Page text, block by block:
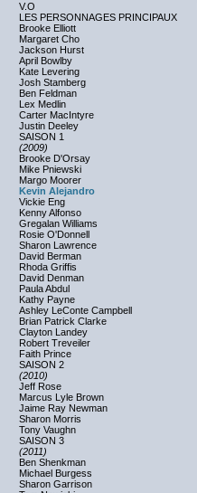
V.O
LES PERSONNAGES PRINCIPAUX
Brooke Elliott
Margaret Cho
Jackson Hurst
April Bowlby
Kate Levering
Josh Stamberg
Ben Feldman
Lex Medlin
Carter MacIntyre
Justin Deeley
SAISON 1
(2009)
Brooke D'Orsay
Mike Pniewski
Margo Moorer
Kevin Alejandro
Vickie Eng
Kenny Alfonso
Gregalan Williams
Rosie O'Donnell
Sharon Lawrence
David Berman
Rhoda Griffis
David Denman
Paula Abdul
Kathy Payne
Ashley LeConte Campbell
Brian Patrick Clarke
Clayton Landey
Robert Treveiler
Faith Prince
SAISON 2
(2010)
Jeff Rose
Marcus Lyle Brown
Jaime Ray Newman
Sharon Morris
Tony Vaughn
SAISON 3
(2011)
Ben Shenkman
Michael Burgess
Sharon Garrison